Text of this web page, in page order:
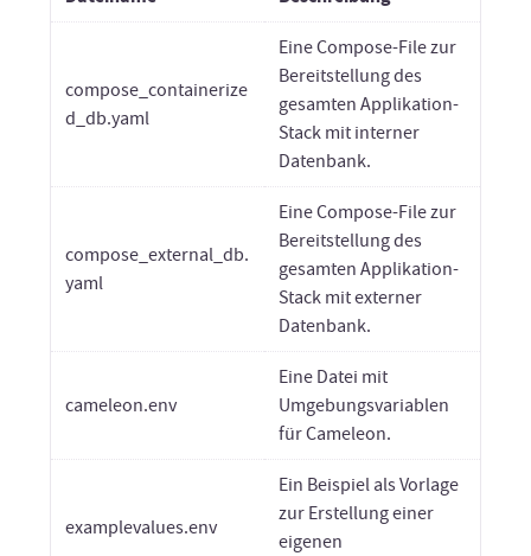
compose_containerize
d_db.yaml
Eine Compose-File zur
Bereitstellung des
gesamten Applikation-
Stack mit interner
Datenbank.
compose_external_db.
yaml
Eine Compose-File zur
Bereitstellung des
gesamten Applikation-
Stack mit externer
Datenbank.
cameleon.env
Eine Datei mit
Umgebungsvariablen
für Cameleon.
examplevalues.env
Ein Beispiel als Vorlage
zur Erstellung einer
eigenen